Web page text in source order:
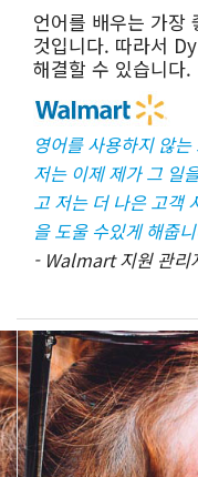
언어를 배우는 가장
것입니다. 따라서
해결할 수 있습니다.
영어를 사용하지 않
저는 이제 제가 그 일
고 저는 더 나은 고객
을 도울 수있게 해줍
- Walmart 지원 관리